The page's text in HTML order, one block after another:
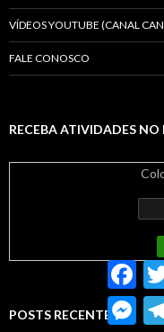
VÍDEOS YOUTUBE (CANAL
FALE CONOSCO
RECEBA ATIVIDADES NO
POSTS RECENTES